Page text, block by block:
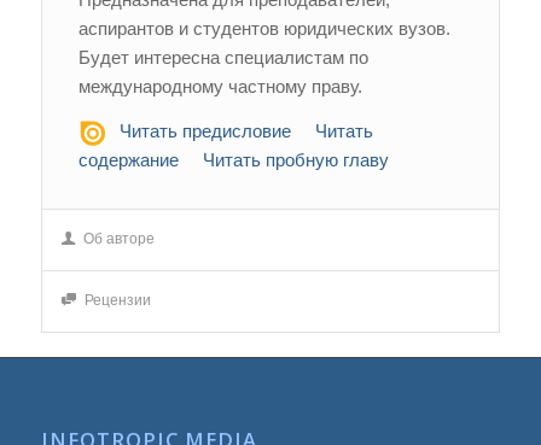
аспирантов и студентов юридических вузов.
Будет интересна специалистам по
международному частному праву.
Читать предисловие
Читать
содержание
Читать пробную главу
Об авторе
Рецензии
INFOTROPIC MEDIA